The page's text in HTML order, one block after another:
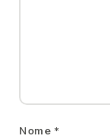
Nome *